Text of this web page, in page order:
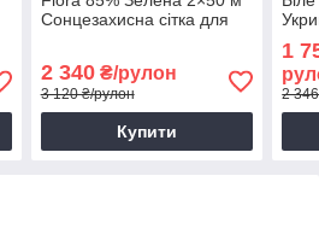
Сонцезахисна сітка для
2 340₴/рулон
3 120 ₴/рулон
Купити
1
2